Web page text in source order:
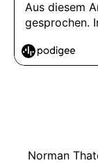
Norman